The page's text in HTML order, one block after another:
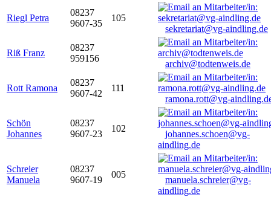
Riegl Petra
08237
9607-35
105
sekretariat@vg-aindling.de
Riß Franz
08237
959156
archiv@todtenweis.de
Rott Ramona
08237
9607-42
111
ramona.rott@vg-
Schön
Johannes
08237
9607-23
102
johannes.schoen@vg-
aindling.de
Schreier
Manuela
08237
9607-19
005
manuela.schreier@vg-
aindling.de